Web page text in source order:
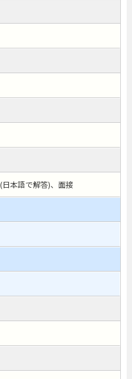
本語で解答)、面接